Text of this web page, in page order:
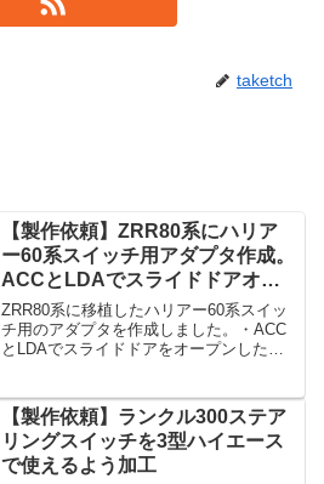
taketch
【製作依頼】ZRR80系にハリア
ー60系スイッチ用アダプタ作成。
ACCとLDAでスライドドアオー
プン、左側3つのスイッチでサン
キューハザード・ホーン
ZRR80系に移植したハリアー60系スイッ
チ用のアダプタを作成しました。・ACC
とLDAでスライドドアをオープンした
トを14Pコネクタで取り付けられるよう
にまとめま...
【製作依頼】ランクル300ステア
リングスイッチを3型ハイエース
で使えるよう加工